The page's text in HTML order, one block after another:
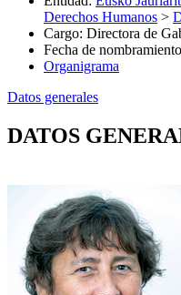
Derechos Humanos >
Cargo: Directora de
Fecha de nombramiento
Organigrama
Datos generales
DATOS